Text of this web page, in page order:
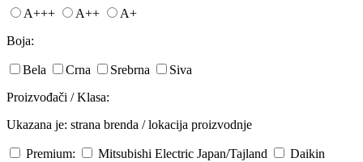
A+++ A++
A+
Boja:
Bela Crna Srebrna
Siva
Proizvođači / Klasa:
Ukazana je: strana brenda / lokacija proizvodnje
Premium: Mitsubishi Electric Japan/Tajland
Daikin